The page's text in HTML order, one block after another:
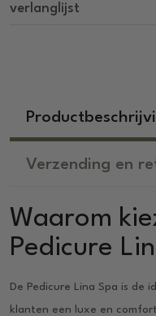
verlanglijst
Verzending en
Waarom
Pedicure
De Pedicure Lina Spa is de
klanten een luxe en